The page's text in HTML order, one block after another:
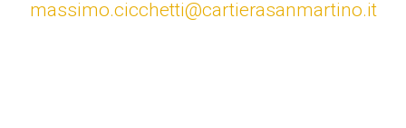
massimo.cicchetti@cartierasanmartino.it